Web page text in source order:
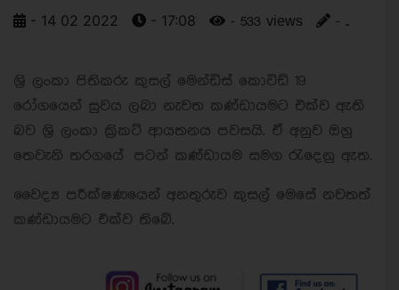
- 14 02 2022 - 17:08 - 533 views - ..
ශ්‍රි ලංකා පිතිකරු කුසල් මෙන්ඩිස් කොවිඩ් 19
රෝගයෙන් සුවය ලබා නැවත කණ්ඩායමට එක්ව ඇති
බව ශ්‍රි ලංකා ක්‍රිකට් ආයතනය පවසයි. ඒ අනුව ඔහු
තෙවැනි තරගයේ පටන් කණ්ඩායම සමග රැදෙනු ඇත.
වෛද්‍ය පරීක්ෂණයෙන් අනතුරුව කුසල් මෙසේ නවතත්
කණ්ඩායමට එක්ව තිබේ.